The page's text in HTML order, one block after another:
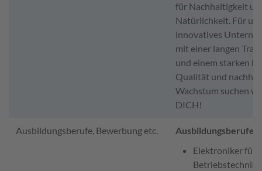
für Nachhaltigkeit
Natürlichkeit. Für
innovatives
mit einer langen
und einem starken
Qualität und
Wachstum suchen
DICH!
Ausbildungsberufe, Bewerbung etc.
Ausbildungsberufe:
Elektroniker für
Betriebstechnik